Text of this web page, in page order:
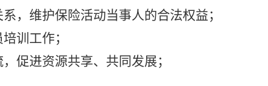
，维护保险活动当事人的合法权益；
训工作；
促进资源共享、共同发展；